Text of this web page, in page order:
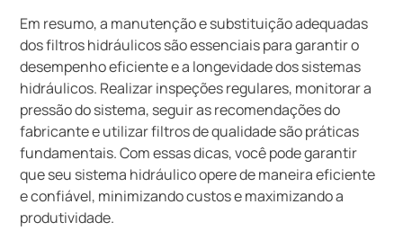
Em resumo, a manutenção e substituição adequadas
dos filtros hidráulicos são essenciais para garantir o
desempenho eficiente e a longevidade dos sistemas
hidráulicos. Realizar inspeções regulares, monitorar a
pressão do sistema, seguir as recomendações do
fabricante e utilizar filtros de qualidade são práticas
fundamentais. Com essas dicas, você pode garantir
que seu sistema hidráulico opere de maneira eficiente
e confiável, minimizando custos e maximizando a
produtividade.